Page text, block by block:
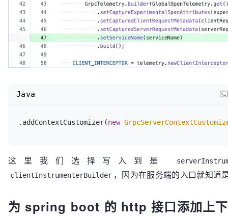
private
static String getBaggageInfo(String
{
if (StringUtils.isNullOrEmpty(serviceName)) {
return
"" ;
    }
serviceName +
  }
.addContextCustomizer(new
Java
这里我们选择写入到是
clientInstrumenterBuilder ，因为在服务端的入口就知道
为 spring boot 的 http 接口添加上